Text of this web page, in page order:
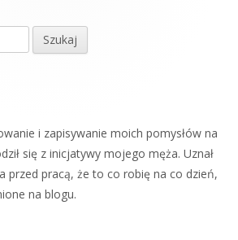
i zapisywanie moich pomysłów na
się z inicjatywy mojego męża. Uznał
przed pracą, że to co robię na co dzień,
na blogu.